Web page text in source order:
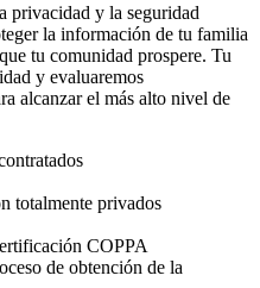
privacidad y la seguridad
la información de tu familia
tu comunidad prospere. Tu
y evaluaremos
alcanzar el más alto nivel de
totalmente privados
COPPA
de obtención de la